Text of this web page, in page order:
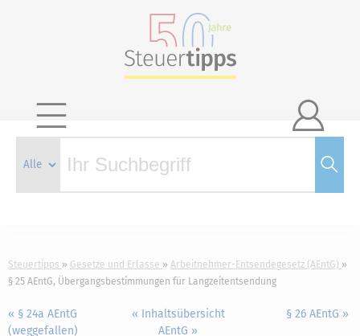

Steuertipps Gesetze und Erlasse
Arbeitnehmer-Entsendegesetz (AEntG)
§ 25 AEntG, Übergangsbestimmungen für Langzeitentsendung
« § 24a AEntG
(weggefallen)
« Inhaltsübersicht
AEntG »
§ 26 AEntG »